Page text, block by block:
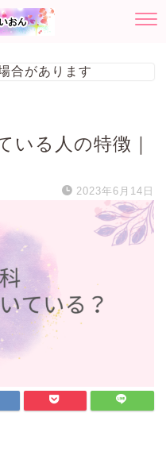
合があります
いる人の特徴｜
2023年6月14日